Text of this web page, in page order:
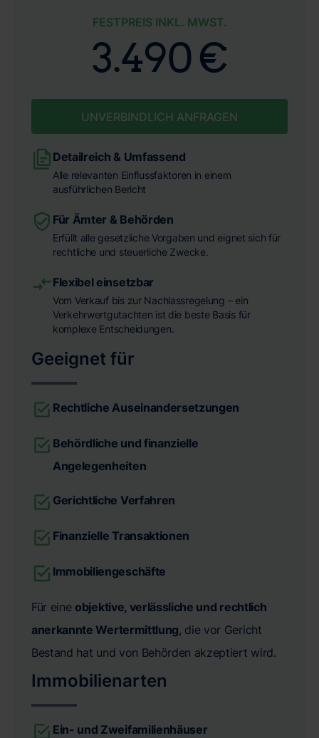
FESTPREIS INKL. MWST.
3.490 €
UNVERBINDLICH ANFRAGEN
Detailreich & Umfassend
Alle relevanten Einflussfaktoren in einem
ausführlichen Bericht
Für Ämter & Behörden
Erfüllt alle gesetzliche Vorgaben und eignet sich für
rechtliche und steuerliche Zwecke.
Flexibel einsetzbar
Vom Verkauf bis zur Nachlassregelung – ein
Verkehrwertgutachten ist die beste Basis für
komplexe Entscheidungen.
Geeignet für
Rechtliche Auseinandersetzungen
Behördliche und finanzielle
Angelegenheiten
Gerichtliche Verfahren
Finanzielle Transaktionen
Immobiliengeschäfte
Für eine objektive, verlässliche und rechtlich
anerkannte Wertermittlung, die vor Gericht
Bestand hat und von Behörden akzeptiert wird.
Immobilienarten
Ein- und Zweifamilienhäuser